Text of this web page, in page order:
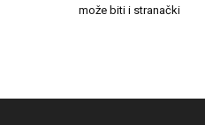
može biti i stranački